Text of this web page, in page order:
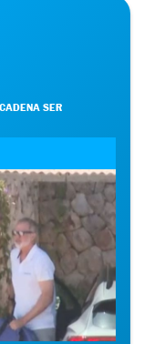
CADENA SER